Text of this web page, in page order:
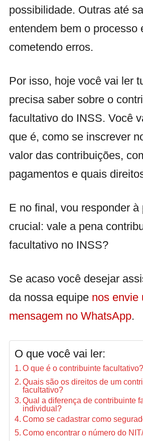
possibilidade. Outras até
entendem bem o processo
cometendo erros.
Por isso, hoje você vai ler
precisa saber sobre o
facultativo do INSS. Você
que é, como se inscrever
valor das contribuições,
pagamentos e quais
E no final, vou responder à
crucial: vale a pena
facultativo no INSS?
Se acaso você desejar
da nossa equipe nos envie
mensagem no WhatsApp.
O que você vai ler:
O que é o contribuinte facultativo?
Quais são os direitos de um
facultativo?
Qual a diferença de contribuinte
individual?
Como se cadastrar como
Como encontrar o número do